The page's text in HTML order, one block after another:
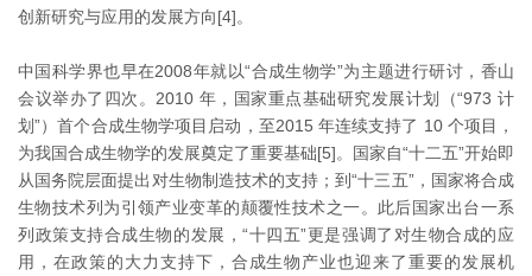
创新研究与应用的发展方向[4]。
中国科学界也早在2008年就以“合成生物学”为主题进行研讨，香山
会议举办了四次。2010 年，国家重点基础研究发展计划（“973 计
划”）首个合成生物学项目启动，至2015 年连续支持了 10 个项目，
为我国合成生物学的发展奠定了重要基础[5]。国家自“十二五”开始即
从国务院层面提出对生物制造技术的支持；到“十三五”，国家将合成
生物技术列为引领产业变革的颠覆性技术之一。此后国家出台一系
列政策支持合成生物的发展，“十四五”更是强调了对生物合成的应
用，在政策的大力支持下，合成生物产业也迎来了重要的发展机